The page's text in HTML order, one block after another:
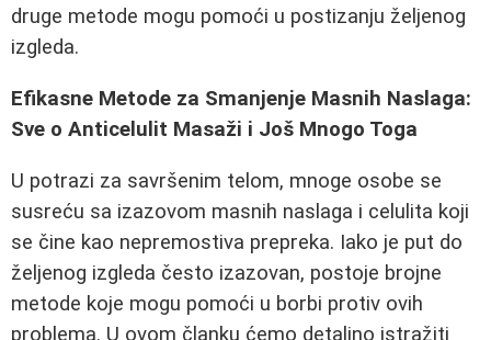
druge metode mogu pomoći u postizanju željenog
izgleda.
Efikasne Metode za Smanjenje Masnih Naslaga:
Sve o Anticelulit Masaži i Još Mnogo Toga
U potrazi za savršenim telom, mnoge osobe se
susreću sa izazovom masnih naslaga i celulita koji
se čine kao nepremostiva prepreka. Iako je put do
željenog izgleda često izazovan, postoje brojne
metode koje mogu pomoći u borbi protiv ovih
problema. U ovom članku ćemo detaljno istražiti